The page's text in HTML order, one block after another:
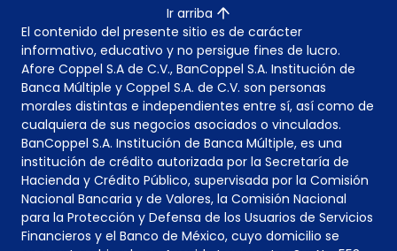
Ir arriba
El contenido del presente sitio es de carácter
informativo, educativo y no persigue fines de lucro.
Afore Coppel S.A de C.V., BanCoppel S.A. Institución de
Banca Múltiple y Coppel S.A. de C.V. son personas
morales distintas e independientes entre sí, así como de
cualquiera de sus negocios asociados o vinculados.
BanCoppel S.A. Institución de Banca Múltiple, es una
institución de crédito autorizada por la Secretaría de
Hacienda y Crédito Público, supervisada por la Comisión
Nacional Bancaria y de Valores, la Comisión Nacional
para la Protección y Defensa de los Usuarios de Servicios
Financieros y el Banco de México, cuyo domicilio se